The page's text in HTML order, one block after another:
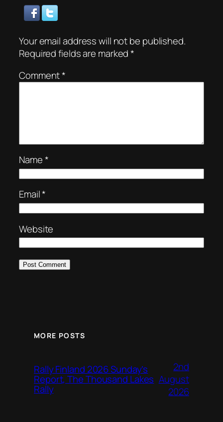
Your email address will not be published.
Required fields are marked*
Comment*
Name*
Email*
Website
MORE POSTS
Rally Finland 2026 Sunday’s
Report, The Thousand Lakes
Rally
2nd
August
2026